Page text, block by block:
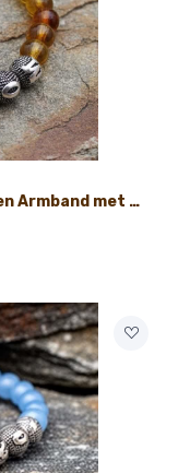
Handgemaakte Citrine Natuursteen Armband met Naam 8mm